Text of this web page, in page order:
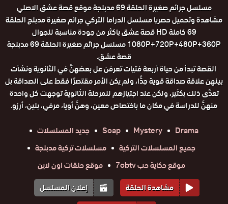
مسلسل جرائم صغيرة الحلقة 69 مدبلجة موقع قصة عشق الاصلي
مشاهدة وتحميل حصريا مسلسل الدراما التركي جرائم صغيرة مدبلج الحلقة
69 كاملة HD قصة عشق باكثر من جودة مناسبة للجوال
1080P+720P+480P+360P مسلسل جرائم صغيرة الحلقة 69 مدبلجة
قصة عشق.
القصة تبدأ من حياة أربعة فتيات تعرفن عل بعضهنَّ في الثانوية ونشأت
بينهن علاقة صداقة قوية جدًّا، ولم يكن الأمر مقتصرًا فقط على الصداقة بل
تعدَّى ذلك بكثير، ولكن عند اجتيازهم للمرحلة الثانوية توجهت كل واحدة
منهنَّ للدراسة في مكان ما باختصاص معين، وهنَّ أويا، مرفي، بلين، أرزو.
Drama
Mystery
Soap
جديد المسلسلات
جميع المسلسلات التركية
مسلسلات تركية مدبلجة
موقع حكاية حب 7obtv
موقع حلقات اون لاين
مشاهدة الحلقة
إعلان المسلسل